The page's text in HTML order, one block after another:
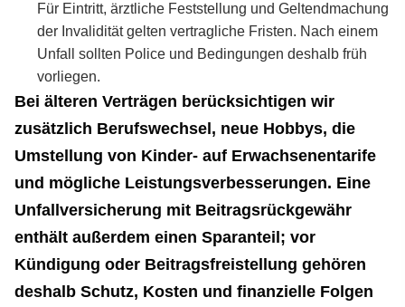
Für Eintritt, ärztliche Feststellung und Geltendmachung
der Invalidität gelten vertragliche Fristen. Nach einem
Unfall sollten Police und Bedingungen deshalb früh
vorliegen.
Bei älteren Verträgen berücksichtigen wir
zusätzlich Berufswechsel, neue Hobbys, die
Umstellung von Kinder- auf Erwachsenentarife
und mögliche Leistungsverbesserungen. Eine
Unfall­ver­si­che­rung mit Beitragsrückgewähr
enthält außerdem einen Sparanteil; vor
Kündigung oder Beitragsfreistellung gehören
deshalb Schutz, Kosten und finanzielle Folgen